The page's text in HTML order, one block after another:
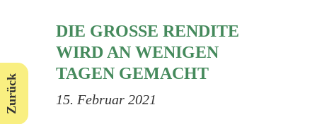
DIE GROSSE RENDITE W
IRD AN WENIGEN T
AGEN GEMACHT
15. Februar 2021
Zurück